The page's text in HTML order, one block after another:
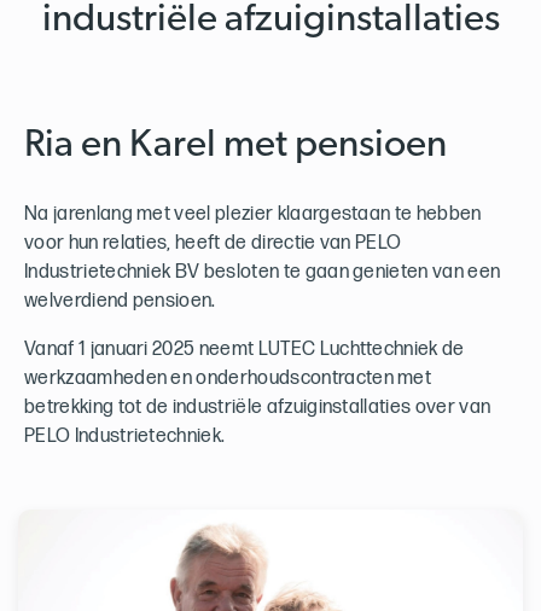
industriële afzuiginstallaties
Ria en Karel met pensioen
Na jarenlang met veel plezier klaargestaan te hebben
voor hun relaties, heeft de directie van PELO
Industrietechniek BV besloten te gaan genieten van een
welverdiend pensioen.
Vanaf 1 januari 2025 neemt LUTEC Luchttechniek de
werkzaamheden en onderhoudscontracten met
betrekking tot de industriële afzuiginstallaties over van
PELO Industrietechniek.